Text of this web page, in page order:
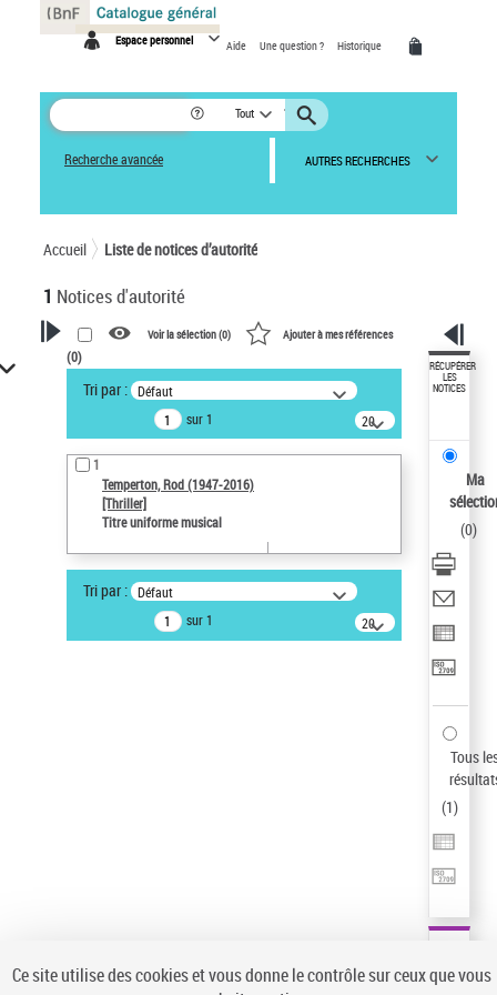
Espace personnel Aide Une question ? Historique
Tout
Recherche avancée AUTRES RECHERCHES
Accueil Liste de notices d’autorité
1 Notices d'autorité
VOTRE RECHERCHE
Recherche avancée dans les
notices d’autorité
Œuvres liées à l'auteur :
Temperton, Rod (1947-2016)
Type de notice d'autorité
Type de notice d'autorité
Voir la sélection (0) Ajouter à mes références
(0)
Tri par : Défaut
sur 1
20
résultats/page
1
Temperton, Rod (1947-2016)
[Thriller]
Titre uniforme musical
Tri par : Défaut
sur 1
20
résultats/page
RÉCUPÉRER
LES
NOTICES
Ma
(0)
Tous
(1)
Panneau de gestion des cookies
Ce site utilise des cookies et vous donne le contrôle sur ceux que vous